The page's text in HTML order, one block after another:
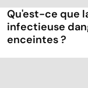
Qu'est-ce que
infectieuse
enceintes ?